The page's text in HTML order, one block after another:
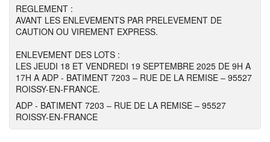
REGLEMENT :
AVANT LES ENLEVEMENTS PAR PRELEVEMENT DE
CAUTION OU VIREMENT EXPRESS.
ENLEVEMENT DES LOTS :
LES JEUDI 18 ET VENDREDI 19 SEPTEMBRE 2025 DE 9H A
17H A ADP - BATIMENT 7203 – RUE DE LA REMISE – 95527
ROISSY-EN-FRANCE.
ADP - BATIMENT 7203 – RUE DE LA REMISE – 95527
ROISSY-EN-FRANCE